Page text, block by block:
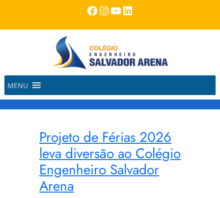
o
Facebook
Instagram
Youtube
LinkedIn
MENU
Projeto de Férias 2026
leva diversão ao Colégio
Engenheiro Salvador
Arena